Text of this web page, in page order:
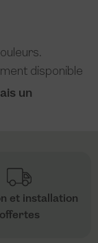
disponible
un
et installation
offertes